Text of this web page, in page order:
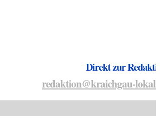
Direkt zur
redaktion@kraichgau-